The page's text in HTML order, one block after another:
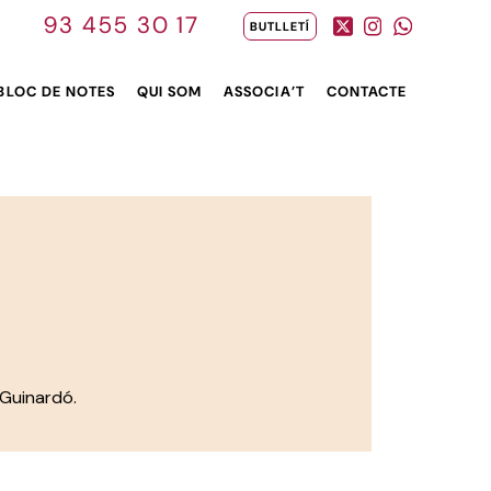
BUTLLETÍ
93 455 30 17
DE NOTES QUI SOM ASSOCIA’T CONTACTE